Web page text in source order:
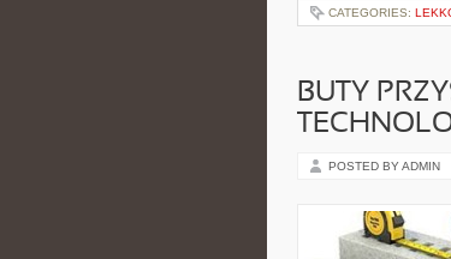
CATEGORIES:
BUTY
POSTED BY ADMIN